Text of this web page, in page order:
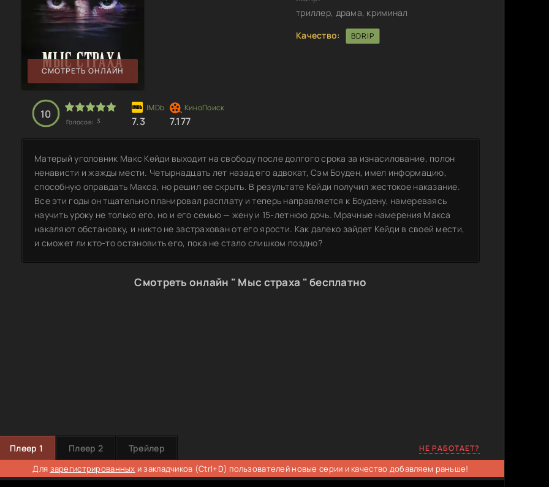
СМОТРЕТЬ ОНЛАЙН
триллер, драма, криминал
Качество:
BDRIP
10
Голосов: 3 7.3 7.177
Матерый уголовник Макс Кейди выходит на свободу после долгого срока за изнасилование, полон
ненависти и жажды мести. Четырнадцать лет назад его адвокат, Сэм Боуден, имел информацию,
способную оправдать Макса, но решил ее скрыть. В результате Кейди получил жестокое наказание.
Все эти годы он тщательно планировал расплату и теперь направляется к Боудену, намереваясь
научить уроку не только его, но и его семью — жену и 15-летнюю дочь. Мрачные намерения Макса
накаляют обстановку, и никто не застрахован от его ярости. Как далеко зайдет Кейди в своей мести,
и сможет ли кто-то остановить его, пока не стало слишком поздно?
Смотреть онлайн " Мыс страха " бесплатно
Плеер 1 Плеер 2 Трейлер НЕ РАБОТАЕТ?
Для зарегистрированных и закладчиков (Ctrl+D) пользователей новые серии и качество добавляем раньше!